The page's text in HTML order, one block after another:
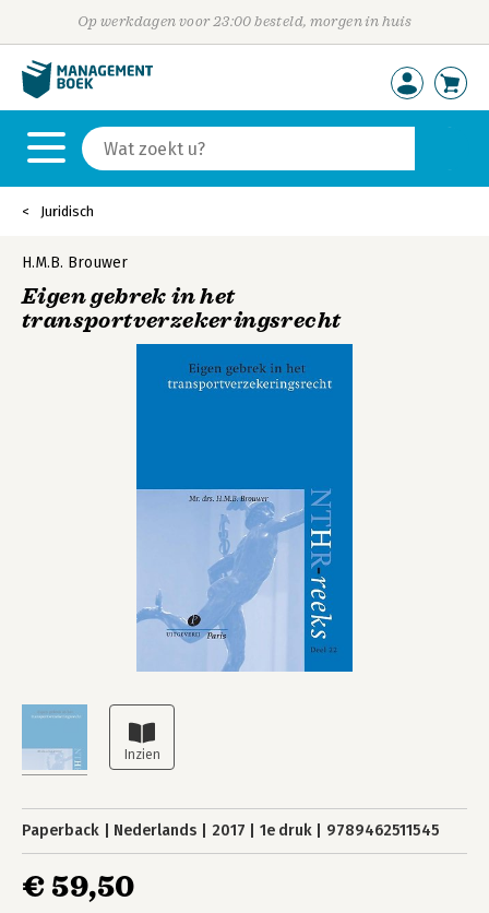
Op werkdagen voor 23:00 besteld, morgen in huis
Juridisch
H.M.B. Brouwer
Eigen gebrek in het
transportverzekeringsrecht
Paperback Nederlands 2017 1e druk 9789462511545
€ 59,50